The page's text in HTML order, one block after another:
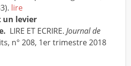
lire
un levier
LIRE ET ECRIRE. Journal de
n° 208, 1er trimestre 2018